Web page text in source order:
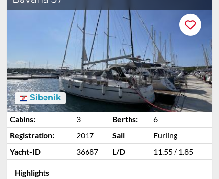
Šibenik
Cabins: 3 Berths:
6
Registration:
2017 Sail
Furling
Yacht-ID
36687 L/D 11.55 / 1.85
Highlights